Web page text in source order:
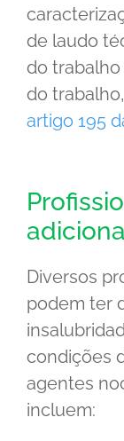
de laudo
do
do
artigo 195
Diversos
podem ter
condições
agentes
incluem: